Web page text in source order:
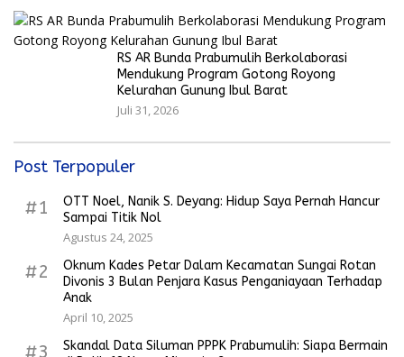
RS AR Bunda Prabumulih Berkolaborasi
Mendukung Program Gotong Royong
Kelurahan Gunung Ibul Barat
Juli 31, 2026
Post Terpopuler
#1
OTT Noel, Nanik S. Deyang: Hidup Saya Pernah Hancur
Sampai Titik Nol
Agustus 24, 2025
#2
Oknum Kades Petar Dalam Kecamatan Sungai Rotan
Divonis 3 Bulan Penjara Kasus Penganiayaan Terhadap
Anak
April 10, 2025
#3
Skandal Data Siluman PPPK Prabumulih: Siapa Bermain